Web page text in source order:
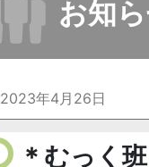
お知
2023年4月26日
＊むっく